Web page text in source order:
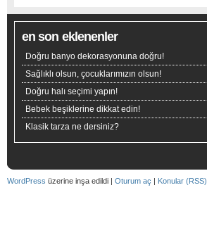
en son eklenenler
Doğru banyo dekorasyonuna doğru!
Sağlıklı olsun, çocuklarımızın olsun!
Doğru halı seçimi yapın!
Bebek beşiklerine dikkat edin!
Klasik tarza ne dersiniz?
WordPress üzerine inşa edildi | Oturum aç | Konular (RSS)